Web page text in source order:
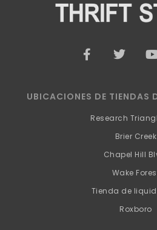
a
b
o
o
o
e
o
b
e
UBICACIONES DE TIENDAS
Research
Brier Creek
Chapel Hill
Wake
Tienda de
Roxboro